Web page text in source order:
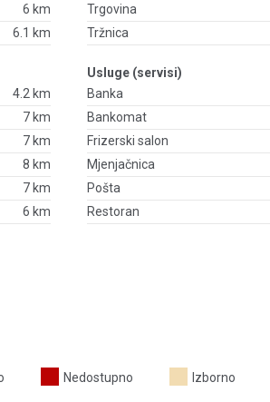
6 km
6.1 km
4.2 km
7 km
7 km
8 km
7 km
6 km
Trgovina
Tržnica
Usluge (servisi)
Banka
Bankomat
Frizerski salon
Mjenjačnica
Pošta
Restoran
Nedostupno Izborno